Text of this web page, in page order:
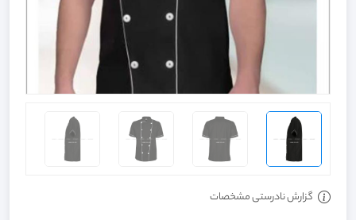
گزارش نادرستی مشخصات